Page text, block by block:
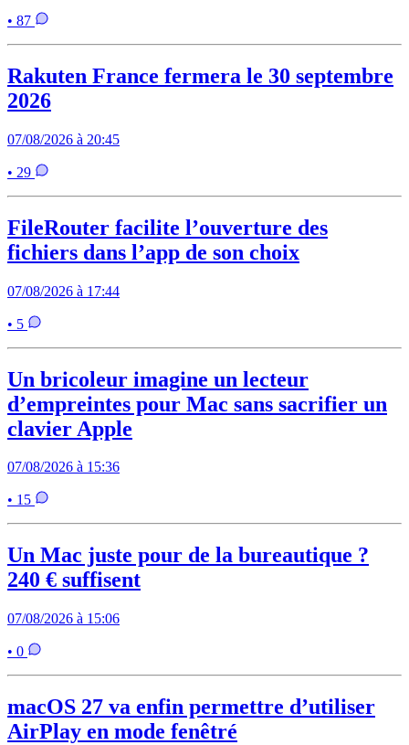
• 87
Rakuten France fermera le 30 septembre
2026
07/08/2026 à 20:45
• 29
FileRouter facilite l’ouverture des
fichiers dans l’app de son choix
07/08/2026 à 17:44
• 5
Un bricoleur imagine un lecteur
d’empreintes pour Mac sans sacrifier un
clavier Apple
07/08/2026 à 15:36
• 15
Un Mac juste pour de la bureautique ?
240 € suffisent
07/08/2026 à 15:06
• 0
macOS 27 va enfin permettre d’utiliser
AirPlay en mode fenêtré